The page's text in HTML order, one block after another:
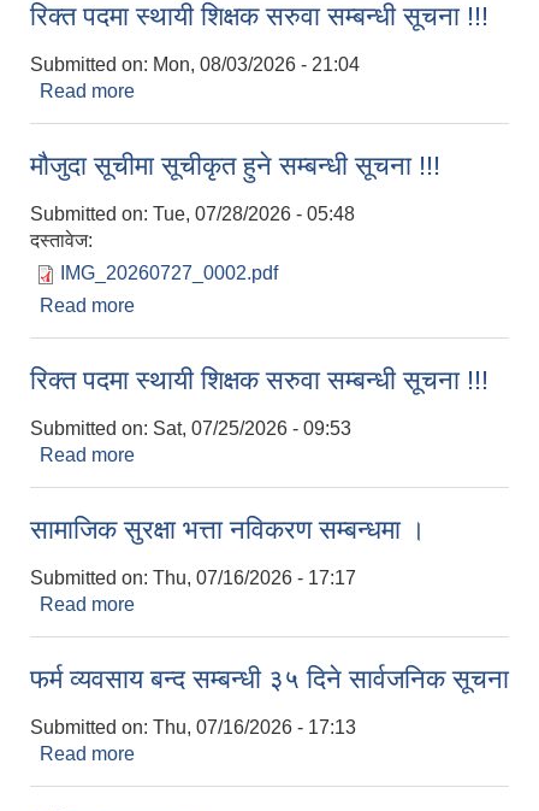
रिक्त पदमा स्थायी शिक्षक सरुवा सम्बन्धी सूचना !!!
Submitted on: Mon, 08/03/2026 - 21:04
Read more
मौजुदा सूचीमा सूचीकृत हुने सम्बन्धी सूचना !!!
Submitted on: Tue, 07/28/2026 - 05:48
दस्तावेज:
IMG_20260727_0002.pdf
Read more
रिक्त पदमा स्थायी शिक्षक सरुवा सम्बन्धी सूचना !!!
Submitted on: Sat, 07/25/2026 - 09:53
Read more
सामाजिक सुरक्षा भत्ता नविकरण सम्बन्धमा ।
Submitted on: Thu, 07/16/2026 - 17:17
Read more
फर्म व्यवसाय बन्द सम्बन्धी ३५ दिने सार्वजनिक सूचना
Submitted on: Thu, 07/16/2026 - 17:13
Read more